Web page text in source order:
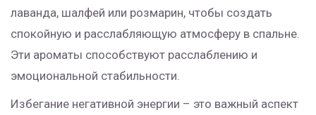
лаванда, шалфей или розмарин, чтобы создать
спокойную и расслабляющую атмосферу в спальне.
Эти ароматы способствуют расслаблению и
эмоциональной стабильности.
Избегание негативной энергии – это важный аспект